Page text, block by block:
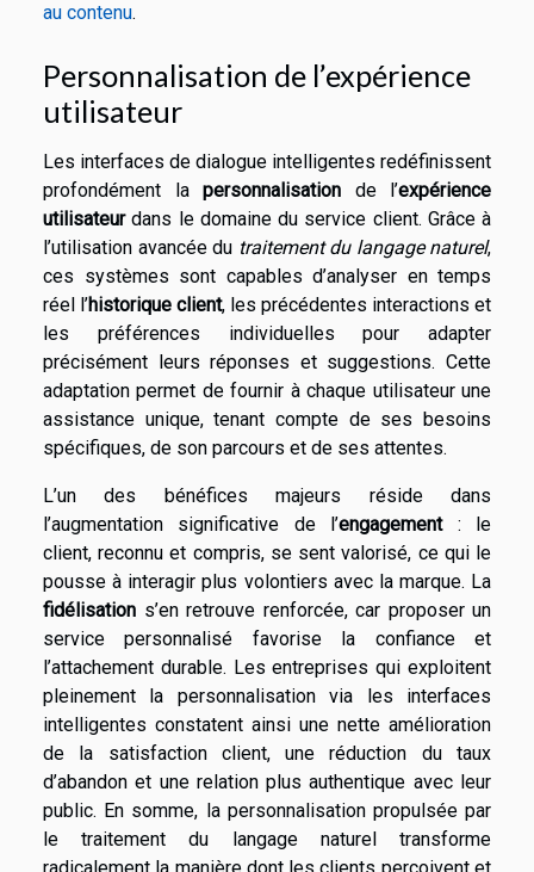
au contenu.
Personnalisation de l’expérience
utilisateur
Les interfaces de dialogue intelligentes redéfinissent
profondément la personnalisation de l’expérience
utilisateurdans le domaine du service client. Grâce à
l’utilisation avancée du traitement du langage naturel,
ces systèmes sont capables d’analyser en temps
réel l’historique client, les précédentes interactions et
les préférences individuelles pour adapter
précisément leurs réponses et suggestions. Cette
adaptation permet de fournir à chaque utilisateur une
assistance unique, tenant compte de ses besoins
spécifiques, de son parcours et de ses attentes.
L’un des bénéfices majeurs réside dans
l’augmentation significative de l’engagement: le
client, reconnu et compris, se sent valorisé, ce qui le
pousse à interagir plus volontiers avec la marque. La
fidélisation s’en retrouve renforcée, car proposer un
service personnalisé favorise la confiance et
l’attachement durable. Les entreprises qui exploitent
pleinement la personnalisation via les interfaces
intelligentes constatent ainsi une nette amélioration
de la satisfaction client, une réduction du taux
d’abandon et une relation plus authentique avec leur
public. En somme, la personnalisation propulsée par
le traitement du langage naturel transforme